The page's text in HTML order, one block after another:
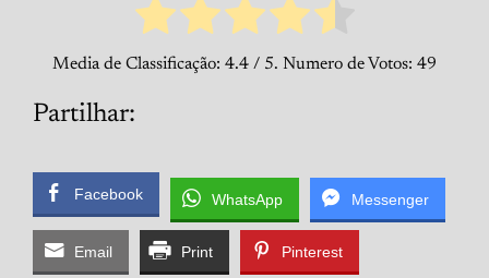
Media de Classificação: 4.4 / 5. Numero de Votos: 49
Partilhar:
Facebook WhatsApp Messenger
Email Print Pinterest